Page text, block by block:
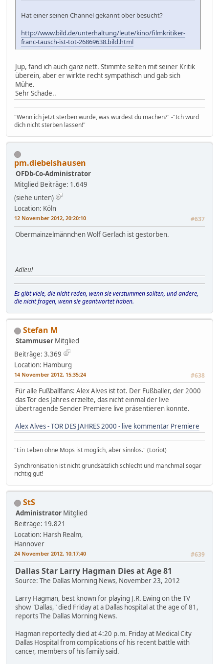
Hat einer seinen Channel gekannt ober besucht?
http://www.bild.de/unterhaltung/leute/kino/filmkritiker-
franc-tausch-ist-tot-26869638.bild.html
Jup, fand ich auch ganz nett. Stimmte selten mit seiner Kritik
überein, aber er wirkte recht sympathisch und gab sich
Mühe.
Sehr Schade..
"Wenn ich jetzt sterben würde, was würdest du machen?" -"Ich würd
dich nicht sterben lassen!"
pm.diebelshausen
OFDb-Co-Administrator
Mitglied Beiträge: 1.649
(siehe unten)
Location: Köln
12 November 2012, 20:20:10 #637
Obermainzelmännchen Wolf Gerlach ist gestorben.
Adieu!
Es gibt viele, die nicht reden, wenn sie verstummen sollten, und andere,
die nicht fragen, wenn sie geantwortet haben.
Stefan M
Stammuser Mitglied
Beiträge: 3.369
Location: Hamburg
14 November 2012, 15:35:24 #638
Für alle Fußballfans: Alex Alves ist tot. Der Fußballer, der 2000
das Tor des Jahres erzielte, das nicht einmal der live
übertragende Sender Premiere live präsentieren konnte.
Alex Alves - TOR DES JAHRES 2000 - live kommentar Premiere
"Ein Leben ohne Mops ist möglich, aber sinnlos." (Loriot)
Synchronisation ist nicht grundsätzlich schlecht und manchmal sogar
richtig gut!
StS
Administrator Mitglied
Beiträge: 19.821
Location: Harsh Realm,
Hannover
24 November 2012, 10:17:40 #639
Dallas Star Larry Hagman Dies at Age 81
Source: The Dallas Morning News, November 23, 2012
Larry Hagman, best known for playing J.R. Ewing on the TV
show "Dallas," died Friday at a Dallas hospital at the age of 81,
reports The Dallas Morning News.
Hagman reportedly died at 4:20 p.m. Friday at Medical City
Dallas Hospital from complications of his recent battle with
cancer, members of his family said.